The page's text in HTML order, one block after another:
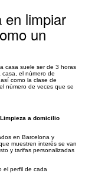
en limpiar
un
casa suele ser de 3 horas
el número de
como la clase de
número de veces que se
Limpieza a domicilio
en Barcelona y
muestren interés se van
y tarifas personalizadas
el perfil de cada